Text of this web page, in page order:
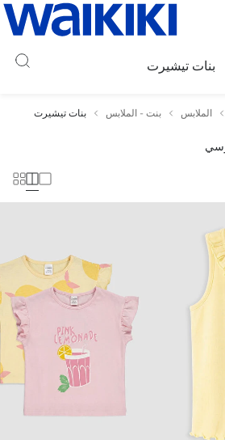
بنات تيشيرت
الملابس بنت - الملابس بنات تيشيرت